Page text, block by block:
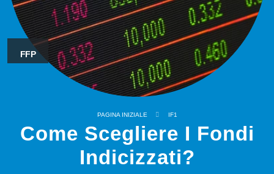
FFP
PAGINA INIZIALE IF1
Come Scegliere I Fondi
Indicizzati?